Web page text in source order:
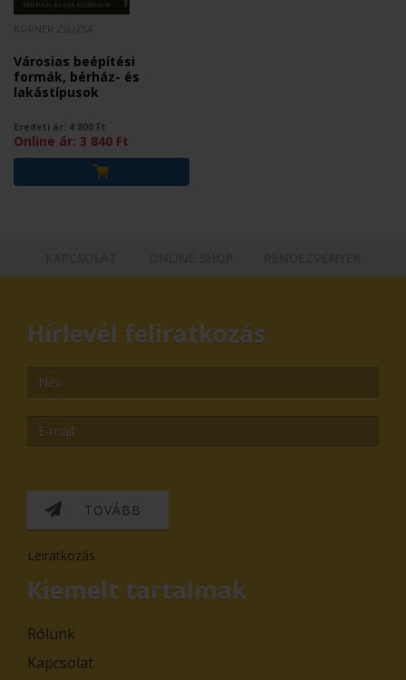
Városias beépítési
formák, bérház- és
lakástípusok
Eredeti ár: 4 800 Ft
Online ár: 3 840 Ft
Hírlevél feliratkozás
TOVÁBB
Leiratkozás
Kiemelt tartalmak
Rólunk
Kapcsolat